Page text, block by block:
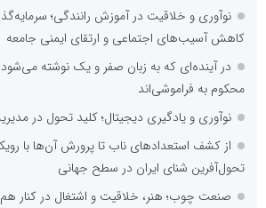
نوآوری و خلاقیت در آموزش رانندگی؛
کاهش آسیب‌های اجتماعی و ارتقای ایمنی جامعه
در آینده‌ای که به زبان صفر و یک نوشته
محکوم به فراموشی‌اند
نوآوری و یادگیری دیجیتال؛ کلید تحول در
از کشف استعدادهای ناب تا پرورش آن‌ها با
تحول‌آفرین شنای ایران در سطح جهانی
صنعت چوب؛ هنر، خلاقیت و اشتغال در کنار هم،